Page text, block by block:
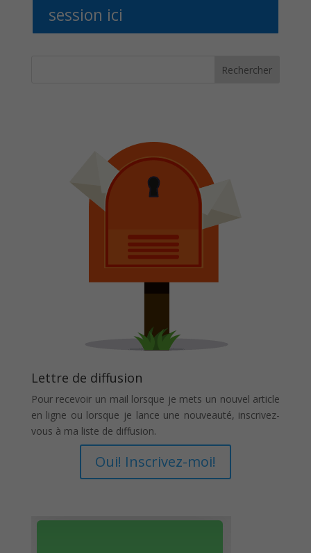
session ici
Rechercher
Lettre de diffusion
Pour recevoir un mail lorsque je mets un nouvel article
en ligne ou lorsque je lance une nouveauté, inscrivez-
vous à ma liste de diffusion.
Oui! Inscrivez-moi!